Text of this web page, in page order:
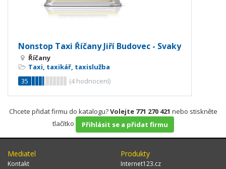
Nonstop Taxi Říčany Jiří Budovec - Svaky
Říčany
Taxi, taxikář, taxislužba
35
(4hodnocení)
Chcete přidat firmu do katalogu?Volejte 771 270 421 nebo stiskněte
tlačítko
Přihlásit se a přidat firmu
Mediatel
Kontakt
Produkty
Internet123.cz